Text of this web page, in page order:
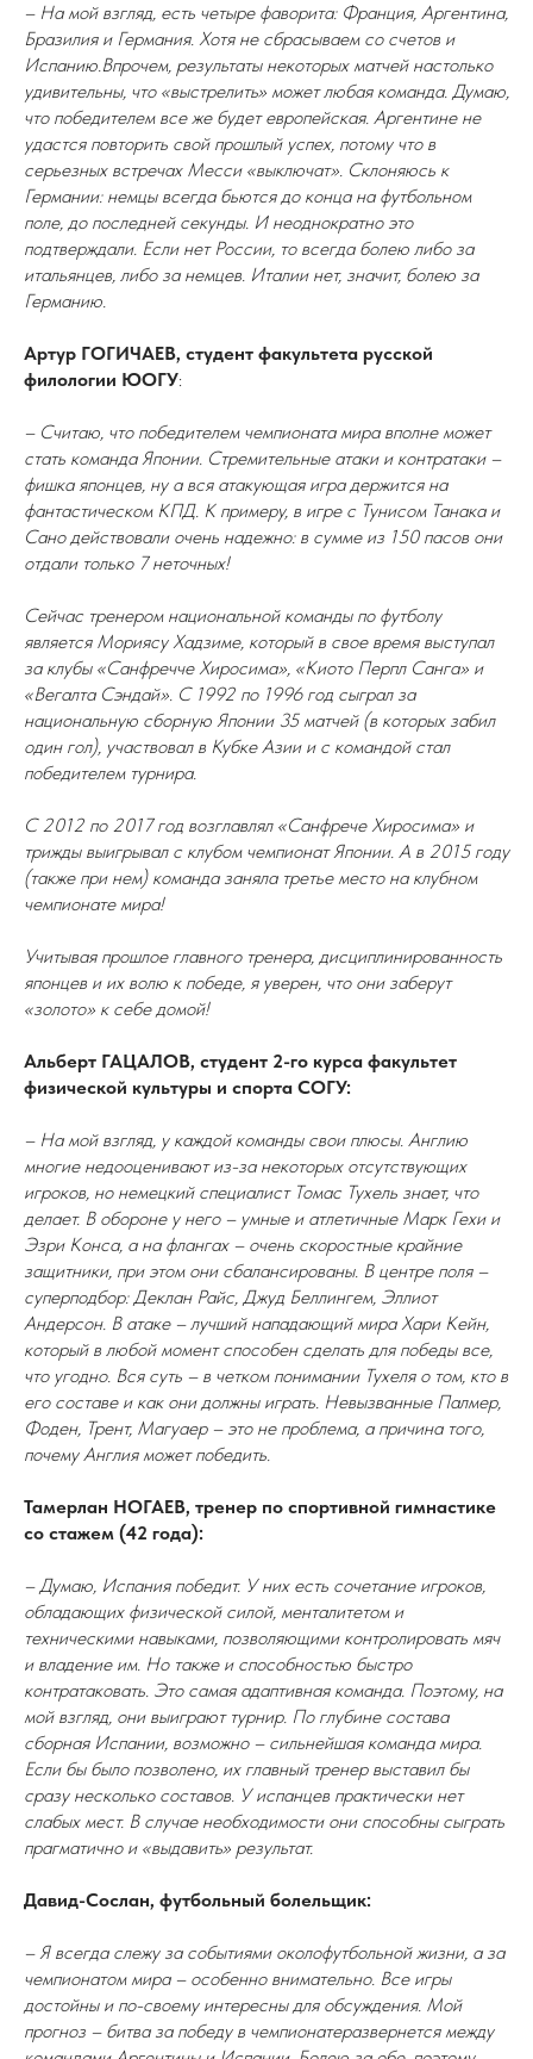
– На мой взгляд, есть четыре фаворита: Франция, Аргентина,
Бразилия и Германия. Хотя не сбрасываем со счетов и
Испанию.Впрочем, результаты некоторых матчей настолько
удивительны, что «выстрелить» может любая команда. Думаю,
что победителем все же будет европейская. Аргентине не
удастся повторить свой прошлый успех, потому что в
серьезных встречах Месси «выключат». Склоняюсь к
Германии: немцы всегда бьются до конца на футбольном
поле, до последней секунды. И неоднократно это
подтверждали. Если нет России, то всегда болею либо за
итальянцев, либо за немцев. Италии нет, значит, болею за
Германию.
Артур ГОГИЧАЕВ, студент факультета русской
филологии ЮОГУ:
– Считаю, что победителем чемпионата мира вполне может
стать команда Японии. Стремительные атаки и контратаки –
фишка японцев, ну а вся атакующая игра держится на
фантастическом КПД. К примеру, в игре с Тунисом Танака и
Сано действовали очень надежно: в сумме из 150 пасов они
отдали только 7 неточных!
Сейчас тренером национальной команды по футболу
является Мориясу Хадзиме, который в свое время выступал
за клубы «Санфречче Хиросима», «Киото Перпл Санга» и
«Вегалта Сэндай». С 1992 по 1996 год сыграл за
национальную сборную Японии 35 матчей (в которых забил
один гол), участвовал в Кубке Азии и с командой стал
победителем турнира.
С 2012 по 2017 год возглавлял «Санфрече Хиросима» и
трижды выигрывал с клубом чемпионат Японии. А в 2015 году
(также при нем) команда заняла третье место на клубном
чемпионате мира!
Учитывая прошлое главного тренера, дисциплинированность
японцев и их волю к победе, я уверен, что они заберут
«золото» к себе домой!
Альберт ГАЦАЛОВ, студент 2-го курса факультет
физической культуры и спорта СОГУ:
– На мой взгляд, у каждой команды свои плюсы. Англию
многие недооценивают из-за некоторых отсутствующих
игроков, но немецкий специалист Томас Тухель знает, что
делает. В обороне у него – умные и атлетичные Марк Гехи и
Эзри Конса, а на флангах – очень скоростные крайние
защитники, при этом они сбалансированы. В центре поля –
суперподбор: Деклан Райс, Джуд Беллингем, Эллиот
Андерсон. В атаке – лучший нападающий мира Хари Кейн,
который в любой момент способен сделать для победы все,
что угодно. Вся суть – в четком понимании Тухеля о том, кто в
его составе и как они должны играть. Невызванные Палмер,
Фоден, Трент, Магуаер – это не проблема, а причина того,
почему Англия может победить.
Тамерлан НОГАЕВ, тренер по спортивной гимнастике
со стажем (42 года):
– Думаю, Испания победит. У них есть сочетание игроков,
обладающих физической силой, менталитетом и
техническими навыками, позволяющими контролировать мяч
и владение им. Но также и способностью быстро
контратаковать. Это самая адаптивная команда. Поэтому, на
мой взгляд, они выиграют турнир. По глубине состава
сборная Испании, возможно – сильнейшая команда мира.
Если бы было позволено, их главный тренер выставил бы
сразу несколько составов. У испанцев практически нет
слабых мест. В случае необходимости они способны сыграть
прагматично и «выдавить» результат.
Давид-Сослан, футбольный болельщик:
– Я всегда слежу за событиями околофутбольной жизни, а за
чемпионатом мира – особенно внимательно. Все игры
достойны и по-своему интересны для обсуждения. Мой
прогноз – битва за победу в чемпионатеразвернется между